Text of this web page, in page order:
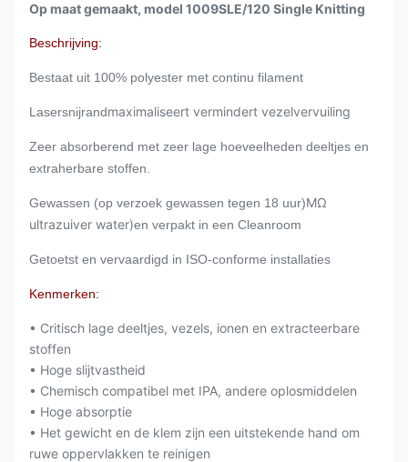
Op maat gemaakt, model 1009SLE/120 Single Knitting
Beschrijving:
Bestaat uit 100% polyester met continu filament
Lasersnijrandmaximaliseert vermindert vezelvervuiling
Zeer absorberend met zeer lage hoeveelheden deeltjes en
extraherbare stoffen.
Gewassen (op verzoek gewassen tegen 18 uur)MΩ
ultrazuiver water)en verpakt in een Cleanroom
Getoetst en vervaardigd in ISO-conforme installaties
Kenmerken:
• Critisch lage deeltjes, vezels, ionen en extracteerbare
stoffen
• Hoge slijtvastheid
• Chemisch compatibel met IPA, andere oplosmiddelen
• Hoge absorptie
• Het gewicht en de klem zijn een uitstekende hand om
ruwe oppervlakken te reinigen